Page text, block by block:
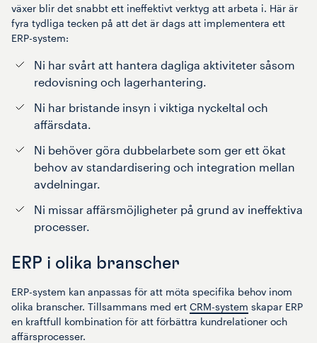
växer blir det snabbt ett ineffektivt verktyg att arbeta i. Här är
fyra tydliga tecken på att det är dags att implementera ett
ERP-system:
Ni har svårt att hantera dagliga aktiviteter såsom
redovisning och lagerhantering.
Ni har bristande insyn i viktiga nyckeltal och
affärsdata.
Ni behöver göra dubbelarbete som ger ett ökat
behov av standardisering och integration mellan
avdelningar.
Ni missar affärsmöjligheter på grund av ineffektiva
processer.
ERP i olika branscher
ERP-system kan anpassas för att möta specifika behov inom
olika branscher. Tillsammans med ert CRM-system skapar ERP
en kraftfull kombination för att förbättra kundrelationer och
affärsprocesser.